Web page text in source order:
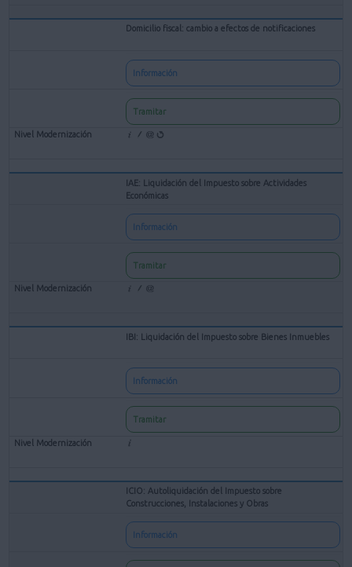
Domicilio fiscal: cambio a efectos de notificaciones
Información
Tramitar
IAE: Liquidación del Impuesto sobre Actividades
Económicas
Información
Tramitar
IBI: Liquidación del Impuesto sobre Bienes Inmuebles
Información
Tramitar
ICIO: Autoliquidación del Impuesto sobre
Construcciones, Instalaciones y Obras
Información